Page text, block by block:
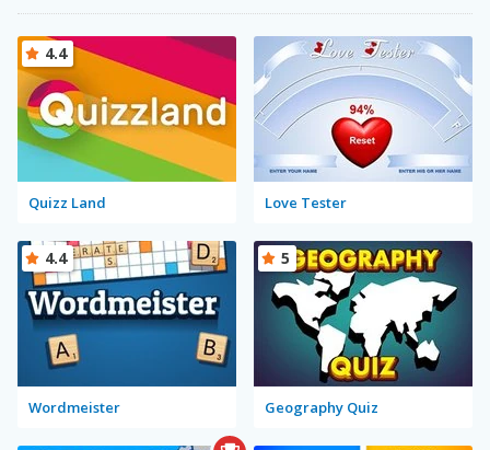
Quizz Land
4.4
Love Tester
Wordmeister
4.4
Geography Quiz
5